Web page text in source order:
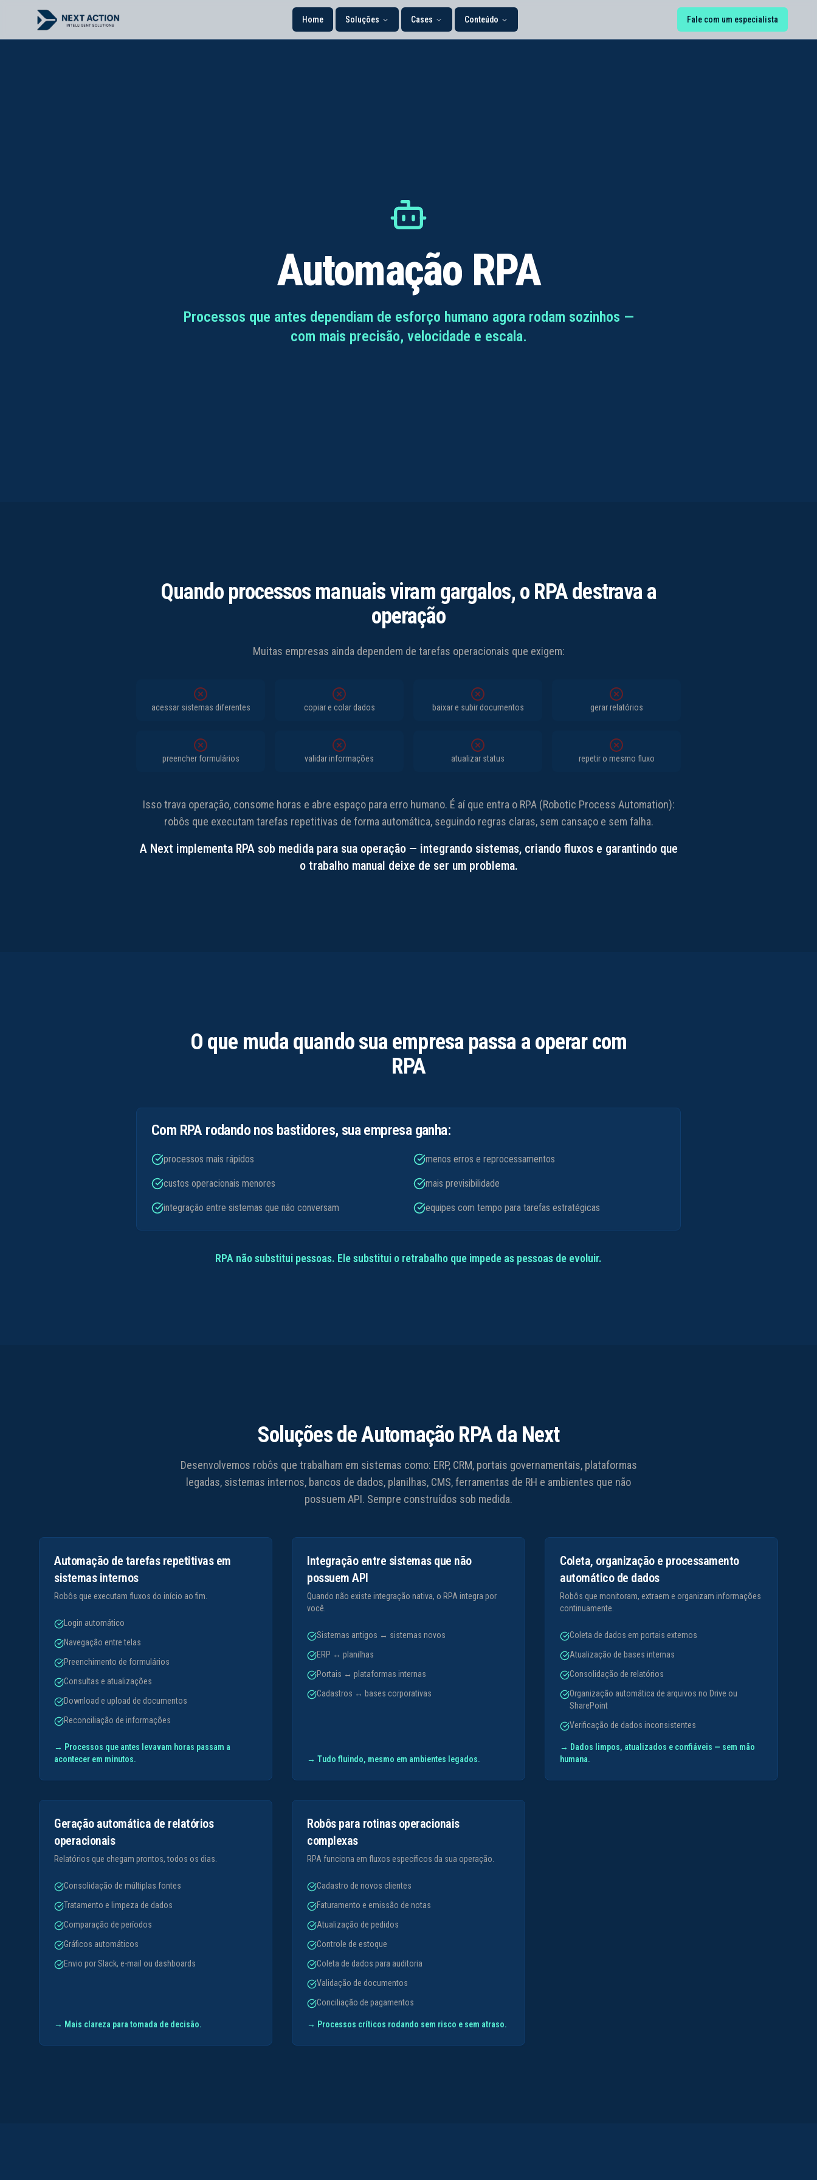
Home Soluções Cases Conteúdo Fale com um especialista
Automação RPA
Processos que antes dependiam de esforço humano agora rodam sozinhos —
com mais precisão, velocidade e escala.
Quando processos manuais viram gargalos, o RPA destrava a
operação
Muitas empresas ainda dependem de tarefas operacionais que exigem:
acessar sistemas diferentes copiar e colar dados baixar e subir documentos gerar relatórios
preencher formulários validar informações atualizar status repetir o mesmo fluxo
Isso trava operação, consome horas e abre espaço para erro humano. É aí que entra o RPA (Robotic Process Automation):
robôs que executam tarefas repetitivas de forma automática, seguindo regras claras, sem cansaço e sem falha.
A Next implementa RPA sob medida para sua operação — integrando sistemas, criando fluxos e garantindo que
o trabalho manual deixe de ser um problema.
O que muda quando sua empresa passa a operar com
RPA
Com RPA rodando nos bastidores, sua empresa ganha:
processos mais rápidos menos erros e reprocessamentos
custos operacionais menores mais previsibilidade
integração entre sistemas que não conversam equipes com tempo para tarefas estratégicas
RPA não substitui pessoas. Ele substitui o retrabalho que impede as pessoas de evoluir.
Soluções de Automação RPA da Next
Desenvolvemos robôs que trabalham em sistemas como: ERP, CRM, portais governamentais, plataformas
legadas, sistemas internos, bancos de dados, planilhas, CMS, ferramentas de RH e ambientes que não
possuem API. Sempre construídos sob medida.
Automação de tarefas repetitivas em
sistemas internos
Robôs que executam fluxos do início ao fim.
Login automático
Navegação entre telas
Preenchimento de formulários
Consultas e atualizações
Download e upload de documentos
Reconciliação de informações
→ Processos que antes levavam horas passam a
acontecer em minutos.
Integração entre sistemas que não
possuem API
Quando não existe integração nativa, o RPA integra por
você.
Sistemas antigos ↔ sistemas novos
ERP ↔ planilhas
Portais ↔ plataformas internas
Cadastros ↔ bases corporativas
→ Tudo fluindo, mesmo em ambientes legados.
Coleta, organização e processamento
automático de dados
Robôs que monitoram, extraem e organizam informações
continuamente.
Coleta de dados em portais externos
Atualização de bases internas
Consolidação de relatórios
Organização automática de arquivos no Drive ou
SharePoint
Verificação de dados inconsistentes
→ Dados limpos, atualizados e confiáveis — sem mão
humana.
Geração automática de relatórios
operacionais
Relatórios que chegam prontos, todos os dias.
Consolidação de múltiplas fontes
Tratamento e limpeza de dados
Comparação de períodos
Gráficos automáticos
Envio por Slack, e-mail ou dashboards
→ Mais clareza para tomada de decisão.
Robôs para rotinas operacionais
complexas
RPA funciona em fluxos específicos da sua operação.
Cadastro de novos clientes
Faturamento e emissão de notas
Atualização de pedidos
Controle de estoque
Coleta de dados para auditoria
Validação de documentos
Conciliação de pagamentos
→ Processos críticos rodando sem risco e sem atraso.